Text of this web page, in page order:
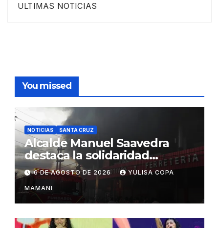
ULTIMAS NOTICIAS
You missed
NOTICIAS SANTA CRUZ
Alcalde Manuel Saavedra
destaca la solidaridad
durante la emergencia en
Barrio Lindo
6 DE AGOSTO DE 2026 YULISA COPA
MAMANI